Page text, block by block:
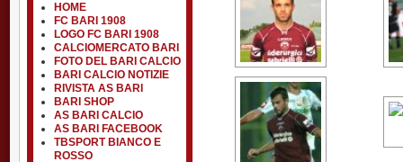
HOME
FC BARI 1908
LOGO FC BARI 1908
CALCIOMERCATO BARI
FOTO DEL BARI CALCIO
BARI CALCIO NOTIZIE
RIVISTA AS BARI
BARI SHOP
AS BARI CALCIO
AS BARI FACEBOOK
TBSPORT BIANCO E
ROSSO